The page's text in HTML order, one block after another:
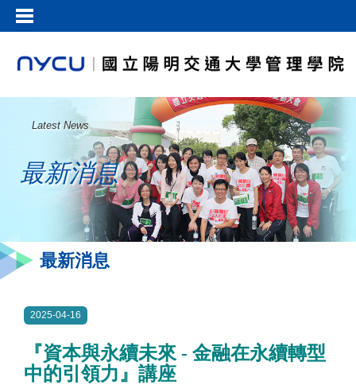
Latest News
最新消息
最新消息
2025-04-16
『資本與永續未來 - 金融在永續轉型
中的引領力』講座